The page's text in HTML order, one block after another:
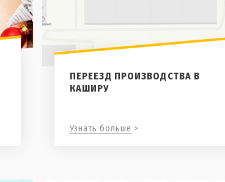
ПЕРЕЕЗД ПРОИЗВОДСТВА В
КАШИРУ
Узнать больше >